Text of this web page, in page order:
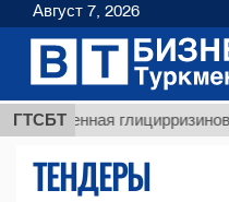
ГТСБТ
Неочищенная
ТЕНДЕРЫ
Август 7, 2026